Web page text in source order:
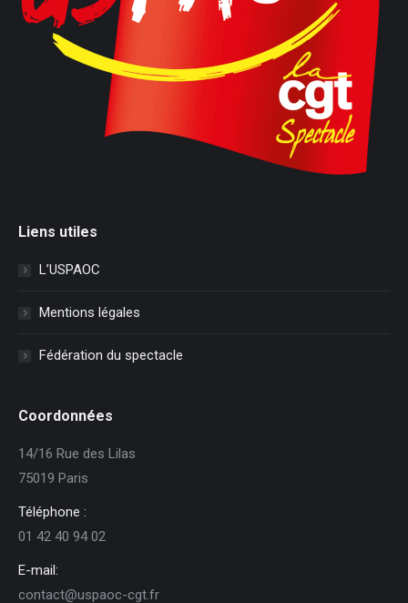
Liens utiles
L’USPAOC
Mentions légales
Fédération du spectacle
Coordonnées
14/16 Rue des Lilas
75019 Paris
Téléphone :
01 42 40 94 02
E-mail:
contact@uspaoc-cgt.fr